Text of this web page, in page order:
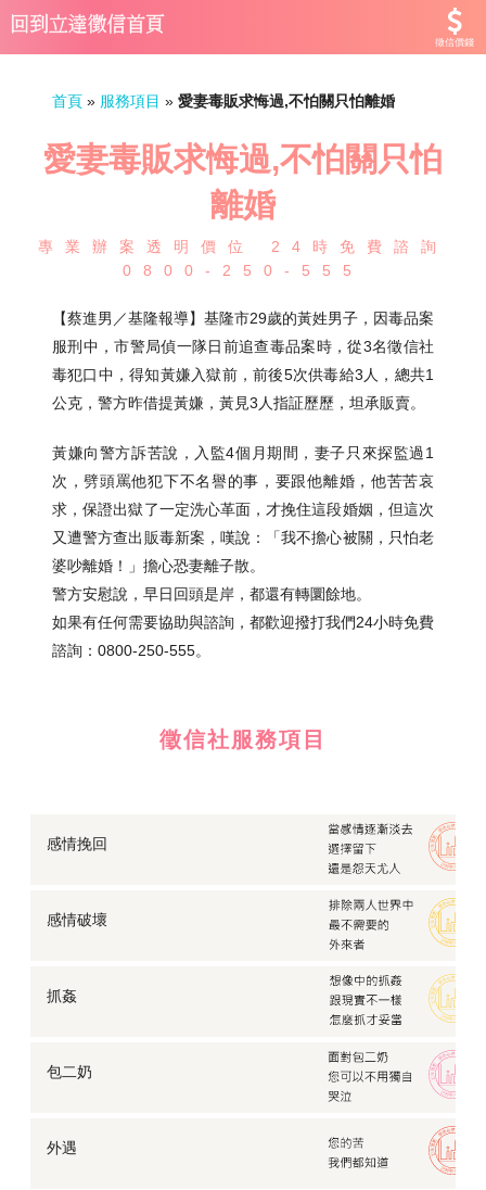
徵信價錢
首頁 » 服務項目 » 愛妻毒販求悔過,不怕關只怕離婚
愛妻毒販求悔過,不怕關只怕
離婚
專業辦案透明價位 24時免費諮詢
0800-250-555
【蔡進男／基隆報導】基隆市29歲的黃姓男子，因毒品案
服刑中，市警局偵一隊日前追查毒品案時，從3名徵信社
毒犯口中，得知黃嫌入獄前，前後5次供毒給3人，總共1
公克，警方昨借提黃嫌，黃見3人指証歷歷，坦承販賣。
黃嫌向警方訴苦說，入監4個月期間，妻子只來探監過1
次，劈頭罵他犯下不名譽的事，要跟他離婚，他苦苦哀
求，保證出獄了一定洗心革面，才挽住這段婚姻，但這次
又遭警方查出販毒新案，嘆說：「我不擔心被關，只怕老
婆吵離婚！」擔心恐妻離子散。
警方安慰說，早日回頭是岸，都還有轉圜餘地。
如果有任何需要協助與諮詢，都歡迎撥打我們24小時免費
諮詢：0800-250-555。
徵信社服務項目
感情挽回
感情破壞
抓姦
包二奶
外遇